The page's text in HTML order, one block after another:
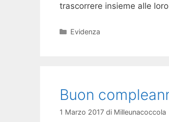
trascorrere insieme alle
Categorie
Evidenza
Buon
1 Marzo 2017 di Milleunacoccola